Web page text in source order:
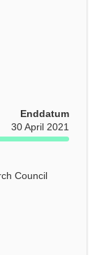
Enddatum
30 April 2021
Council